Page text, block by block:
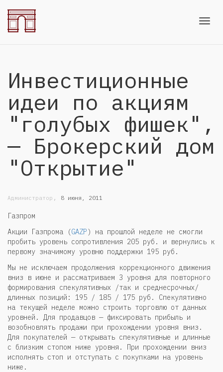
Инвестиционные
идеи по акциям
"голубых фишек",
— Брокерский дом
"Открытие"
Администратор , 8 июня, 2011
Газпром
Акции Газпрома (GAZP) на прошлой неделе не смогли
пробить уровень сопротивления 205 руб. и вернулись к
первому значимому уровню поддержки 195 руб.
Мы не исключаем продолжения коррекционного движения
вниз в июне и рассматриваем 3 уровня для повторного
формирования спекулятивных /так и среднесрочных/
длинных позиций: 195 / 185 / 175 руб. Спекулятивно
на текущей неделе можно строить торговлю от данных
уровней. Для продавцов — фиксировать прибыль и
возобновлять продажи при прохождении уровня вниз.
Для покупателей — открывать спекулятивные и длинные
с близким стопом ниже уровня. При прохождении вниз
исполнять стоп и отступать с покупками на уровень
ниже.